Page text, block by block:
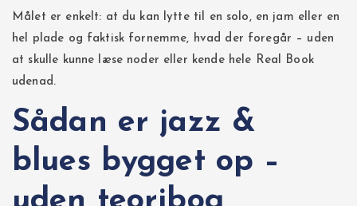
Målet er enkelt: at du kan lytte til en solo, en jam eller en
hel plade og faktisk fornemme, hvad der foregår – uden
at skulle kunne læse noder eller kende hele Real Book
udenad.
Sådan er jazz &
blues bygget op –